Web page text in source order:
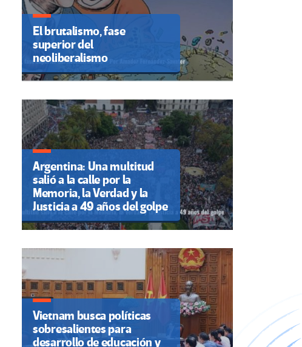
El brutalismo, fase
superior del
neoliberalismo
Argentina: Una multitud
salió a la calle por la
Memoria, la Verdad y la
Justicia a 49 años del golpe
Vietnam busca políticas
sobresalientes para
desarrollo de educación y